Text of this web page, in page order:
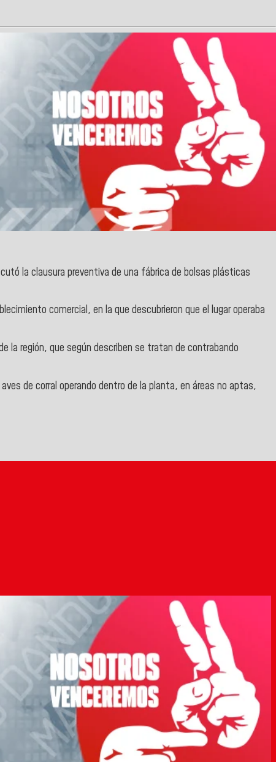
la clausura preventiva de una fábrica de bolsas plásticas
comercial, en la que descubrieron que el lugar operaba
la región, que según describen se tratan de contrabando
de corral operando dentro de la planta, en áreas no aptas,